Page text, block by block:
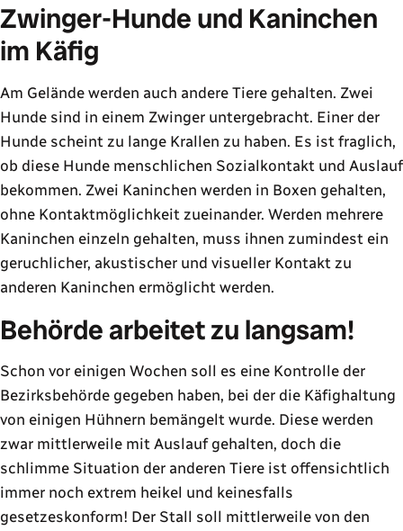
Zwinger-Hunde und Kaninchen
im Käfig
Am Gelände werden auch andere Tiere gehalten. Zwei
Hunde sind in einem Zwinger untergebracht. Einer der
Hunde scheint zu lange Krallen zu haben. Es ist fraglich,
ob diese Hunde menschlichen Sozialkontakt und Auslauf
bekommen. Zwei Kaninchen werden in Boxen gehalten,
ohne Kontaktmöglichkeit zueinander. Werden mehrere
Kaninchen einzeln gehalten, muss ihnen zumindest ein
geruchlicher, akustischer und visueller Kontakt zu
anderen Kaninchen ermöglicht werden.
Behörde arbeitet zu langsam!
Schon vor einigen Wochen soll es eine Kontrolle der
Bezirksbehörde gegeben haben, bei der die Käfighaltung
von einigen Hühnern bemängelt wurde. Diese werden
zwar mittlerweile mit Auslauf gehalten, doch die
schlimme Situation der anderen Tiere ist offensichtlich
immer noch extrem heikel und keinesfalls
gesetzeskonform! Der Stall soll mittlerweile von den